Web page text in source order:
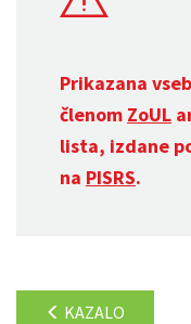
Prikazana
členom ZoUL
lista, izdane
na PISRS.
KAZALO